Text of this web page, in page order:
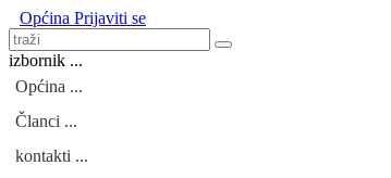
Općina Prijaviti se
izbornik ...
Općina ...
Članci ...
kontakti ...